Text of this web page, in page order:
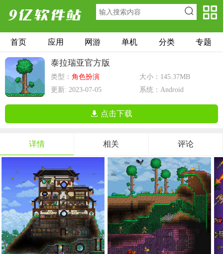
首页 应用 网游 单机 分类 专题
泰拉瑞亚官方版
类型： 角色扮演
大小：145.37MB
更新: 2023-07-05
系统：Android
点击下载
详情 相关 评论